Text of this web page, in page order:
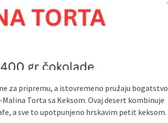
za pripremu, a istovremeno pružaju bogatstvo
Torta sa Keksom. Ovaj desert kombinuje
a sve to upotpunjeno hrskavim petit keksom.